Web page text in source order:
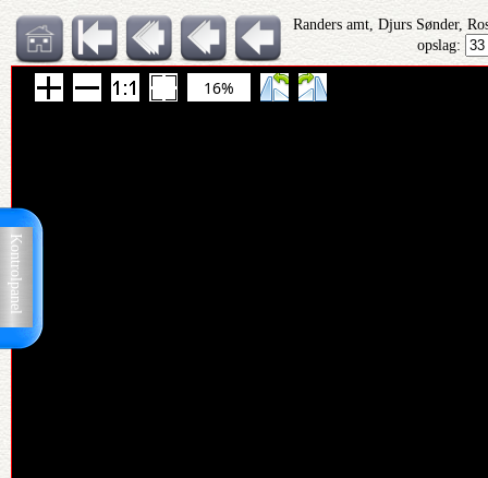
Kontrolpanel
Randers amt, Djurs Sønder,
opslag:
16%